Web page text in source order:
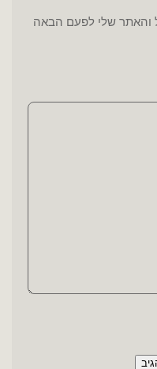
והאתר שלי לפעם הבאה